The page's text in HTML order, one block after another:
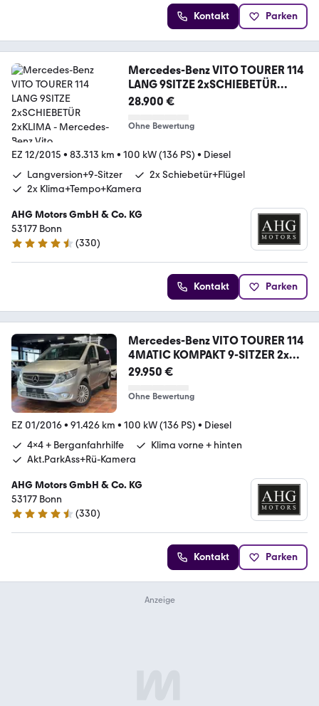
Kontakt Parken
Mercedes-Benz VITO TOURER 114
LANG 9SITZE 2xSCHIEBETÜR
2xKLIMA
28.900 €
Ohne Bewertung
EZ 12/2015 • 83.313 km • 100 kW (136 PS) • Diesel
Langversion+9-Sitzer
2x Schiebetür+Flügel
2x Klima+Tempo+Kamera
AHG Motors GmbH & Co. KG
53177 Bonn
4.7 Sterne
(330)
Kontakt Parken
Mercedes-Benz VITO TOURER 114
4MATIC KOMPAKT 9-SITZER 2x
KLIMA
29.950 €
Ohne Bewertung
EZ 01/2016• 91.426 km • 100 kW (136 PS) • Diesel
4x4 + Berganfahrhilfe
Klima vorne + hinten
Akt.ParkAss+Rü-Kamera
AHG Motors GmbH & Co. KG
53177 Bonn
4.7 Sterne
(330)
Kontakt Parken